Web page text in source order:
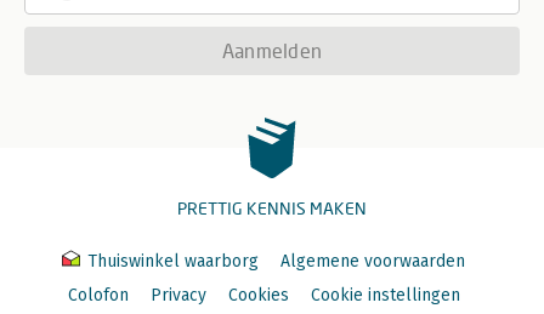
Aanmelden
PRETTIG KENNIS MAKEN
Thuiswinkel waarborg
Algemene voorwaarden
Colofon
Privacy Cookies Cookie instellingen